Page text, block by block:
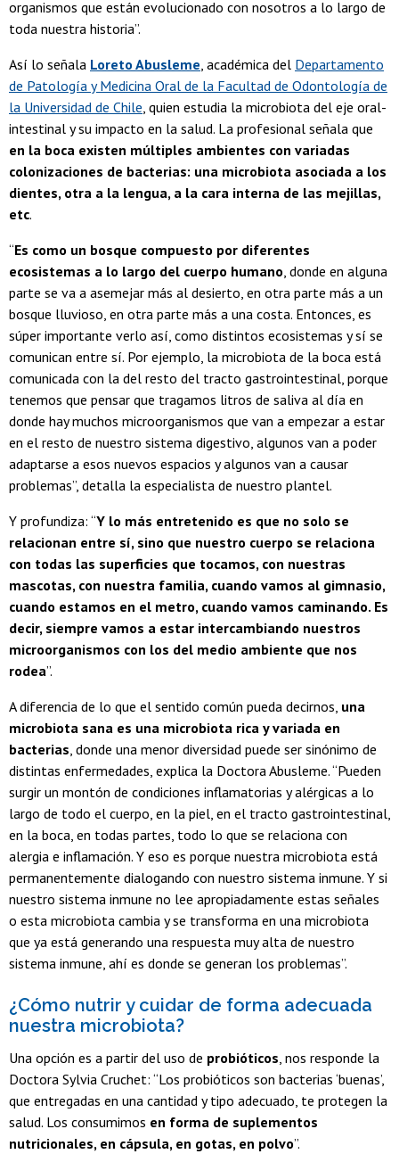
organismos que están evolucionado con nosotros a lo largo de
toda nuestra historia”.
Así lo señala Loreto Abusleme, académica del Departamento
de Patología y Medicina Oral de la Facultad de Odontología de
la Universidad de Chile, quien estudia la microbiota del eje oral-
intestinal y su impacto en la salud. La profesional señala que
en la boca existen múltiples ambientes con variadas
colonizaciones de bacterias: una microbiota asociada a los
dientes, otra a la lengua, a la cara interna de las mejillas,
etc.
“Es como un bosque compuesto por diferentes
ecosistemas a lo largo del cuerpo humano, donde en alguna
parte se va a asemejar más al desierto, en otra parte más a un
bosque lluvioso, en otra parte más a una costa. Entonces, es
súper importante verlo así, como distintos ecosistemas y sí se
comunican entre sí. Por ejemplo, la microbiota de la boca está
comunicada con la del resto del tracto gastrointestinal, porque
tenemos que pensar que tragamos litros de saliva al día en
donde hay muchos microorganismos que van a empezar a estar
en el resto de nuestro sistema digestivo, algunos van a poder
adaptarse a esos nuevos espacios y algunos van a causar
problemas”, detalla la especialista de nuestro plantel.
Y profundiza: “Y lo más entretenido es que no solo se
relacionan entre sí, sino que nuestro cuerpo se relaciona
con todas las superficies que tocamos, con nuestras
mascotas, con nuestra familia, cuando vamos al gimnasio,
cuando estamos en el metro, cuando vamos caminando. Es
decir, siempre vamos a estar intercambiando nuestros
microorganismos con los del medio ambiente que nos
rodea”.
A diferencia de lo que el sentido común pueda decirnos, una
microbiota sana es una microbiota rica y variada en
bacterias, donde una menor diversidad puede ser sinónimo de
distintas enfermedades, explica la Doctora Abusleme. “Pueden
surgir un montón de condiciones inflamatorias y alérgicas a lo
largo de todo el cuerpo, en la piel, en el tracto gastrointestinal,
en la boca, en todas partes, todo lo que se relaciona con
alergia e inflamación. Y eso es porque nuestra microbiota está
permanentemente dialogando con nuestro sistema inmune. Y si
nuestro sistema inmune no lee apropiadamente estas señales
o esta microbiota cambia y se transforma en una microbiota
que ya está generando una respuesta muy alta de nuestro
sistema inmune, ahí es donde se generan los problemas”.
¿Cómo nutrir y cuidar de forma adecuada
nuestra microbiota?
Una opción es a partir del uso de probióticos , nos responde la
Doctora Sylvia Cruchet: “Los probióticos son bacterias ‘buenas’,
que entregadas en una cantidad y tipo adecuado, te protegen la
salud. Los consumimos en forma de suplementos
nutricionales, en cápsula, en gotas, en polvo”.